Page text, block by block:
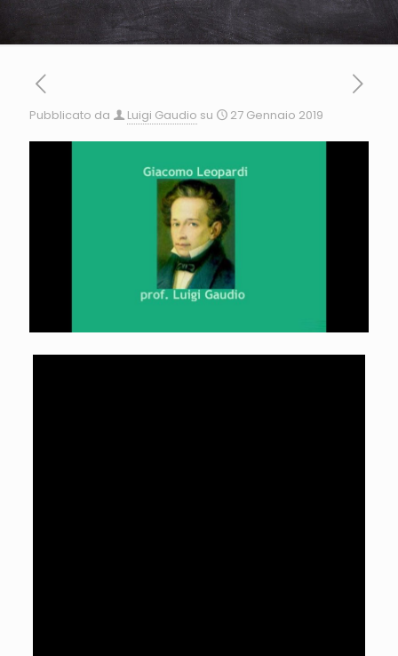
Pubblicato da Luigi Gaudio su 27 Gennaio 2019